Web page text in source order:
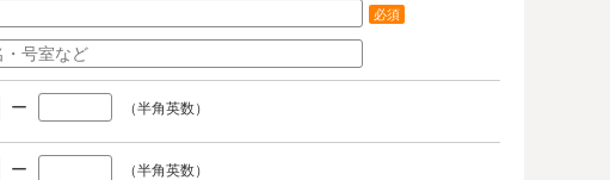
必須
ー （半角英数）
ー （半角英数）